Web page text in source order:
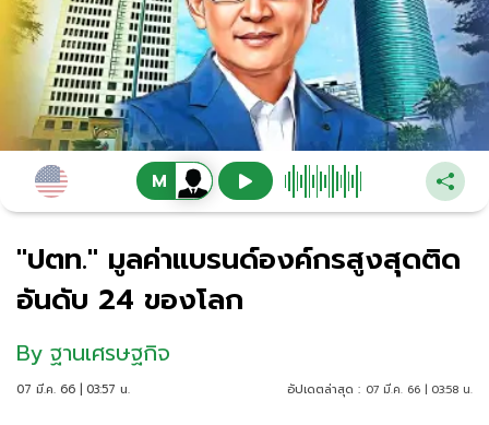
"ปตท." มูลค่าแบรนด์องค์กรสูงสุดติด
อันดับ 24 ของโลก
By ฐานเศรษฐกิจ
07 มี.ค. 66 | 03:57 น. อัปเดตล่าสุด : 07 มี.ค. 66 | 03:58 น.